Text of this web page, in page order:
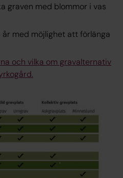
graven med blommor i vas
med möjlighet att förlänga
och vilka om gravalternativ